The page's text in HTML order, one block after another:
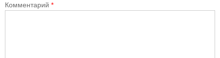
Комментарий *